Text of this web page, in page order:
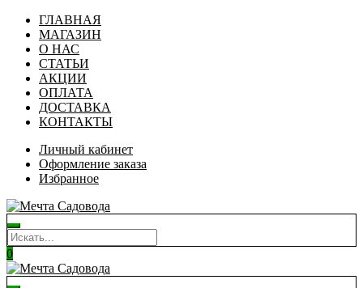
ГЛАВНАЯ
МАГАЗИН
О НАС
СТАТЬИ
АКЦИИ
ОПЛАТА
ДОСТАВКА
КОНТАКТЫ
Личный кабинет
Оформление заказа
Избранное
0